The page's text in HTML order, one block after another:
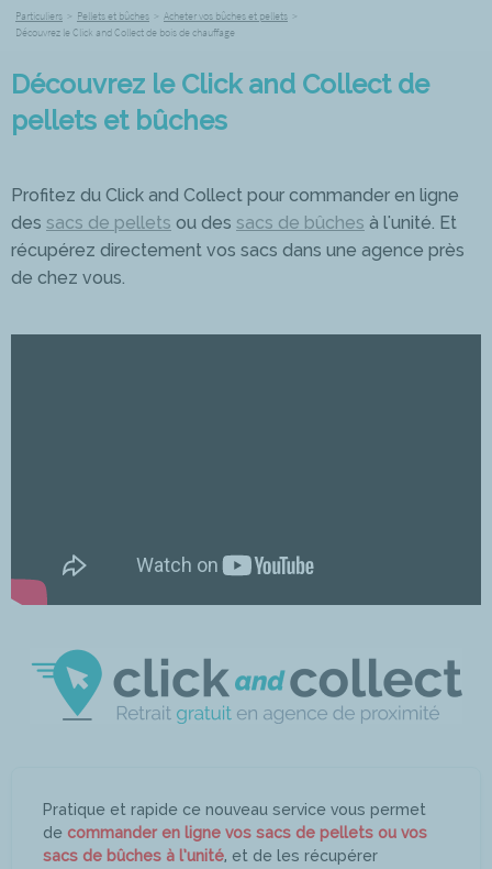
Particuliers > Pellets et bûches > Acheter vos bûches et pellets >
Découvrez le Click and Collect de bois de chauffage
Découvrez le Click and Collect de
pellets et bûches
Profitez du Click and Collect pour commander en ligne
des sacs de pellets ou des sacs de bûches à l'unité. Et
récupérez directement vos sacs dans une agence près
de chez vous.
Pratique et rapide ce nouveau service vous permet
de commander en ligne vos sacs de pellets ou vos
sacs de bûches à l’unité, et de les récupérer